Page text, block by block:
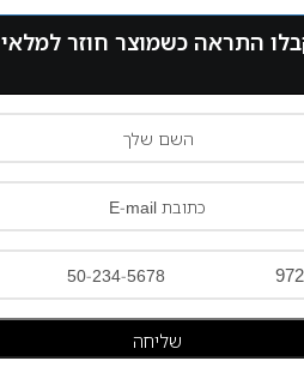
התראה כשמוצר חוזר למלאי